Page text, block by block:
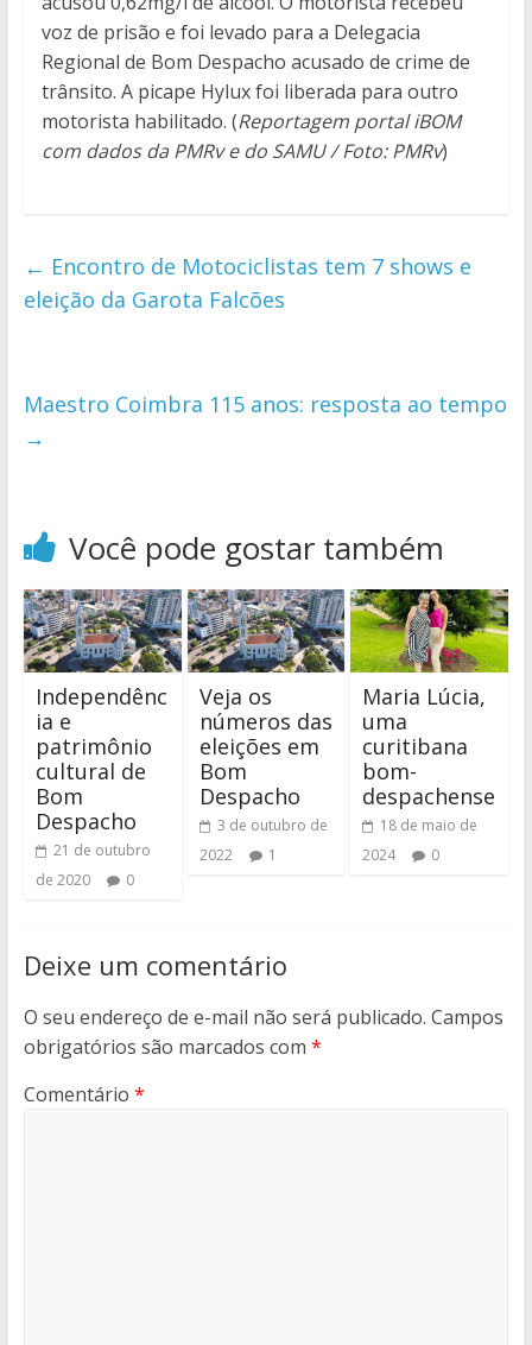
voz de prisão e foi levado para a Delegacia
Regional de Bom Despacho acusado de crime de
trânsito. A picape Hylux foi liberada para outro
motorista habilitado. (Reportagem portal iBOM
com dados da PMRv e do SAMU / Foto: PMRv)
← Encontro de Motociclistas tem 7 shows e
eleição da Garota Falcões
Maestro Coimbra 115 anos: resposta ao tempo
→
Você pode gostar também
Independênc
ia e
patrimônio
cultural de
Bom
Despacho
21 de outubro
de 2020
0
Veja os
números das
eleições em
Bom
Despacho
3 de outubro de
2022
1
Maria Lúcia,
uma
curitibana
bom-
despachense
18 de maio de
2024
0
Deixe um comentário
O seu endereço de e-mail não será publicado. Campos
obrigatórios são marcados com *
Comentário *